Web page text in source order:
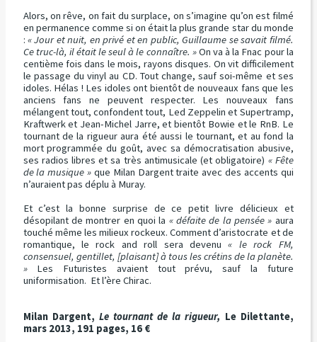
Alors, on rêve, on fait du surplace, on s’imagine qu’on est filmé
en permanence comme si on était la plus grande star du monde
: « Jour et nuit, en privé et en public, Guillaume se savait filmé.
Ce truc-là, il était le seul à le connaître. »On va à la Fnac pour la
centième fois dans le mois, rayons disques. On vit difficilement
le passage du vinyl au CD. Tout change, sauf soi-même et ses
idoles. Hélas ! Les idoles ont bientôt de nouveaux fans que les
anciens fans ne peuvent respecter. Les nouveaux fans
mélangent tout, confondent tout, Led Zeppelin et Supertramp,
Kraftwerk et Jean-Michel Jarre, et bientôt Bowie et le RnB. Le
tournant de la rigueur aura été aussi le tournant, et au fond la
mort programmée du goût, avec sa démocratisation abusive,
ses radios libres et sa très antimusicale (et obligatoire) « Fête
de la musique » que Milan Dargent traite avec des accents qui
n’auraient pas déplu à Muray.
Et c’est la bonne surprise de ce petit livre délicieux et
désopilant de montrer en quoi la « défaite de la pensée » aura
touché même les milieux rockeux. Comment d’aristocrate et de
romantique, le rock and roll sera devenu« le rock FM,
consensuel, gentillet, [plaisant] à tous les crétins de la planète.
»Les Futuristes avaient tout prévu, sauf la future
uniformisation. Et l’ère Chirac.
Milan Dargent, Le tournant de la rigueur, Le Dilettante,
mars 2013, 191 pages, 16 €